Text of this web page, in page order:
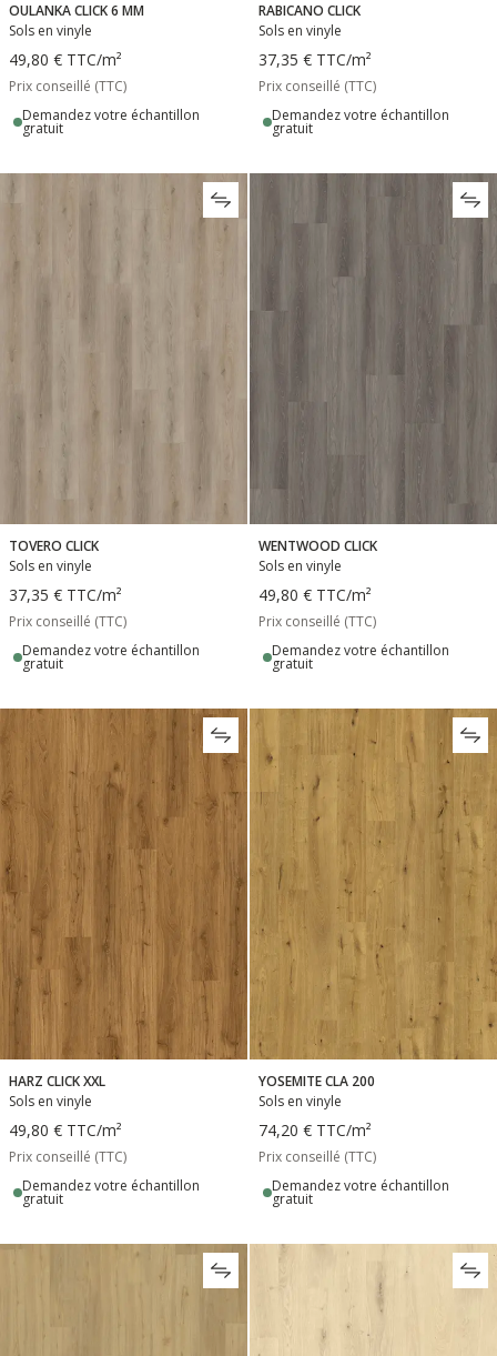
OULANKA CLICK 6 MM
Sols en vinyle
49,80 € TTC/m²
Prix conseillé (TTC)
Demandez votre échantillon
gratuit
RABICANO CLICK
Sols en vinyle
37,35 € TTC/m²
Prix conseillé (TTC)
Demandez votre échantillon
gratuit
TOVERO CLICK
Sols en vinyle
37,35 € TTC/m²
Prix conseillé (TTC)
Demandez votre échantillon
gratuit
WENTWOOD CLICK
Sols en vinyle
49,80 € TTC/m²
Prix conseillé (TTC)
Demandez votre échantillon
gratuit
HARZ CLICK XXL
Sols en vinyle
49,80 € TTC/m²
Prix conseillé (TTC)
Demandez votre échantillon
gratuit
YOSEMITE CLA 200
Sols en vinyle
74,20 € TTC/m²
Prix conseillé (TTC)
Demandez votre échantillon
gratuit